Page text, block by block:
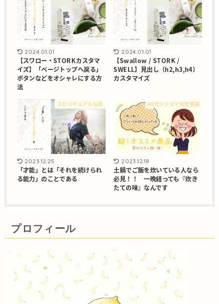
2024.01.01
【スワロー・STORKカスタマ
イズ】「ページトップへ戻る」
ボタンなどをオシャレにする方
法
2024.01.01
【Swallow / STORK /
SWELL】見出し（h2,h3,h4）
カスタマイズ
スピリチュアルな話
2023.12.25
「才能」とは「それを続けられ
る能力」のことである
40代シンママの知恵袋
2023.12.18
土鍋でご飯を炊いている人なら
必見！！ 一晩経っても『炊き
たての味』なんです
プロフィール